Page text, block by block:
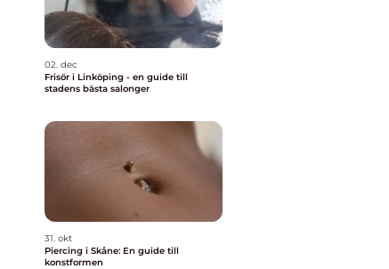
02. dec
Frisör i Linköping - en guide till
stadens bästa salonger
31. okt
Piercing i Skåne: En guide till
konstformen